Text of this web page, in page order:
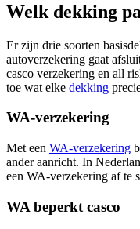
Welk dekking
Er zijn drie soorten
autoverzekering gaat
casco verzekering en all
toe wat elke dekking
WA-verzekering
Met een WA-verzekering
ander aanricht. In
een WA-verzekering af te
WA beperkt casco